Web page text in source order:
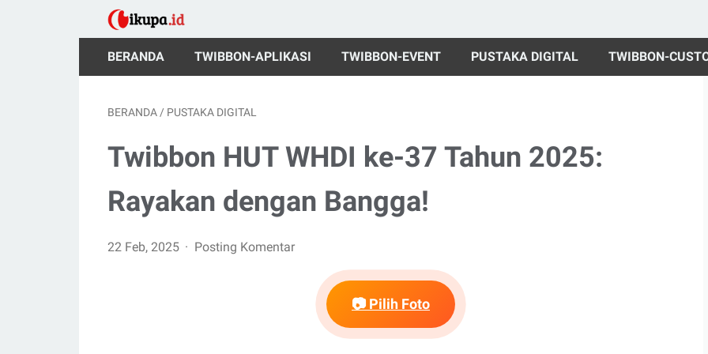
BERANDA TWIBBON-APLIKASI TWIBBON-EVENT PUSTAKA DIGITAL TWIBBON-
BERANDA / PUSTAKA DIGITAL
Twibbon HUT WHDI ke-37 Tahun 2025:
Rayakan dengan Bangga!
22 Feb, 2025 Posting Komentar
📷 Pilih Foto